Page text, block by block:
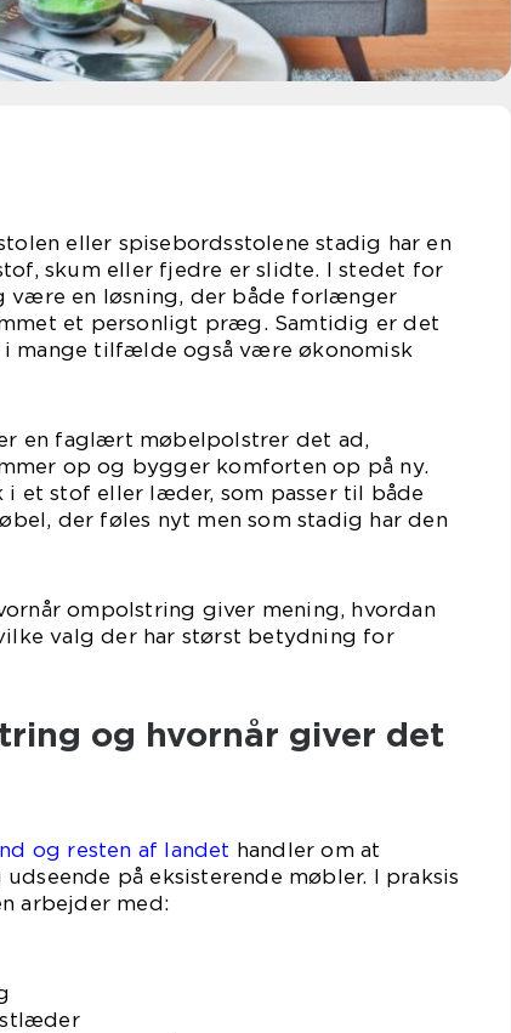
eller spisebordsstolene stadig har en
skum eller fjedre er slidte. I stedet for
være en løsning, der både forlænger
et personligt præg. Samtidig er det
mange tilfælde også være økonomisk
en faglært møbelpolstrer det ad,
op og bygger komforten op på ny.
et stof eller læder, som passer til både
der føles nyt men som stadig har den
ompolstring giver mening, hvordan
valg der har størst betydning for
og hvornår giver det
og resten af landet handler om at
på eksisterende møbler. I praksis
arbejder med: